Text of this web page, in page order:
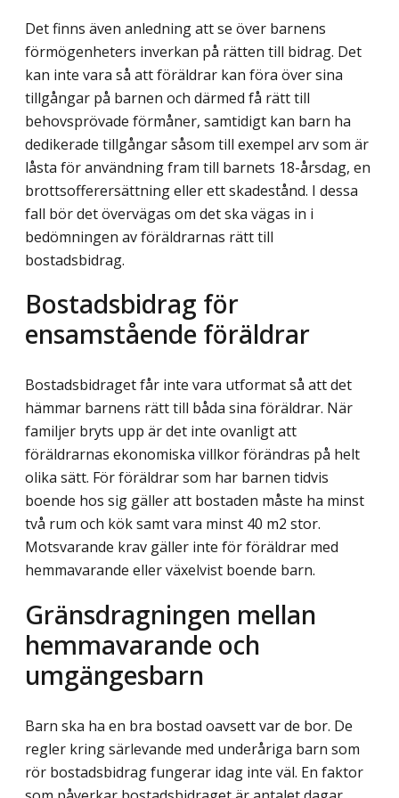
Det finns även anledning att se över barnens
förmögenheters inverkan på rätten till bidrag. Det
kan inte vara så att föräldrar kan föra över sina
tillgångar på barnen och därmed få rätt till
behovsprövade förmåner, samtidigt kan barn ha
dedikerade tillgångar såsom till exempel arv som är
låsta för användning fram till barnets 18-årsdag, en
brotts­offerersättning eller ett skadestånd. I dessa
fall bör det övervägas om det ska vägas in i
bedömningen av föräldrarnas rätt till
bostadsbidrag.
Bostadsbidrag för
ensamstående föräldrar
Bostadsbidraget får inte vara utformat så att det
hämmar barnens rätt till båda sina föräldrar. När
familjer bryts upp är det inte ovanligt att
föräldrarnas ekonomiska villkor förändras på helt
olika sätt. För föräldrar som har barnen tidvis
boende hos sig gäller att bostaden måste ha minst
två rum och kök samt vara minst 40 m2 stor.
Motsvarande krav gäller inte för föräldrar med
hemmavarande eller växelvist boende barn.
Gränsdragningen mellan
hemmavarande och
umgängesbarn
Barn ska ha en bra bostad oavsett var de bor. De
regler kring särlevande med underåriga barn som
rör bostadsbidrag fungerar idag inte väl. En faktor